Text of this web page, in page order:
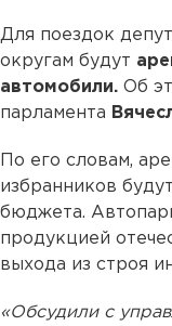
Для поездок
округам будут
автомобили. Об
парламента
По его словам,
избранников
бюджета.
продукцией
выхода из строя
«Обсудили с